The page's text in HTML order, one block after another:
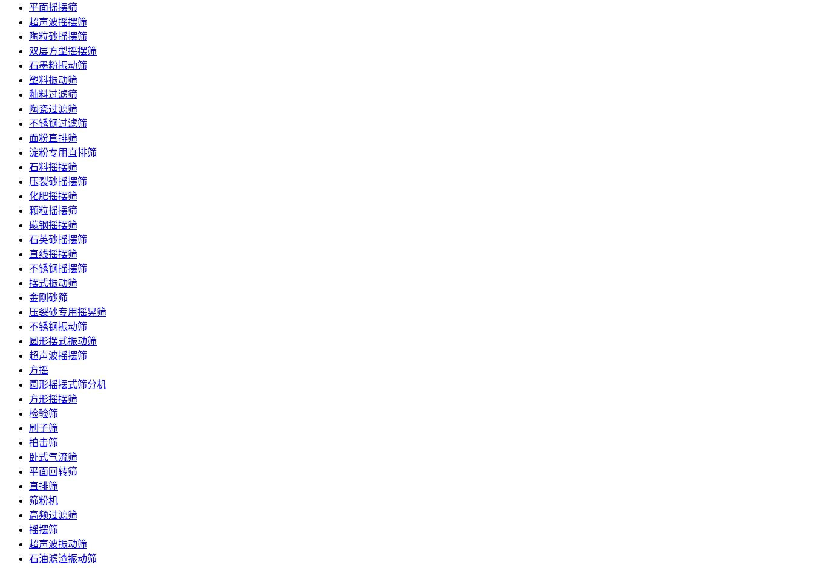
平面摇摆筛
超声波摇摆筛
陶粒砂摇摆筛
双层方型摇摆筛
石墨粉振动筛
塑料振动筛
釉料过滤筛
陶瓷过滤筛
不锈钢过滤筛
面粉直排筛
淀粉专用直排筛
石料摇摆筛
压裂砂摇摆筛
化肥摇摆筛
颗粒摇摆筛
碳钢摇摆筛
石英砂摇摆筛
直线摇摆筛
不锈钢摇摆筛
摆式振动筛
金刚砂筛
压裂砂专用摇晃筛
不锈钢振动筛
圆形摆式振动筛
超声波摇摆筛
方摇
圆形摇摆式筛分机
方形摇摆筛
检验筛
刷子筛
拍击筛
卧式气流筛
平面回转筛
直排筛
筛粉机
高频过滤筛
摇摆筛
超声波振动筛
石油滤渣振动筛